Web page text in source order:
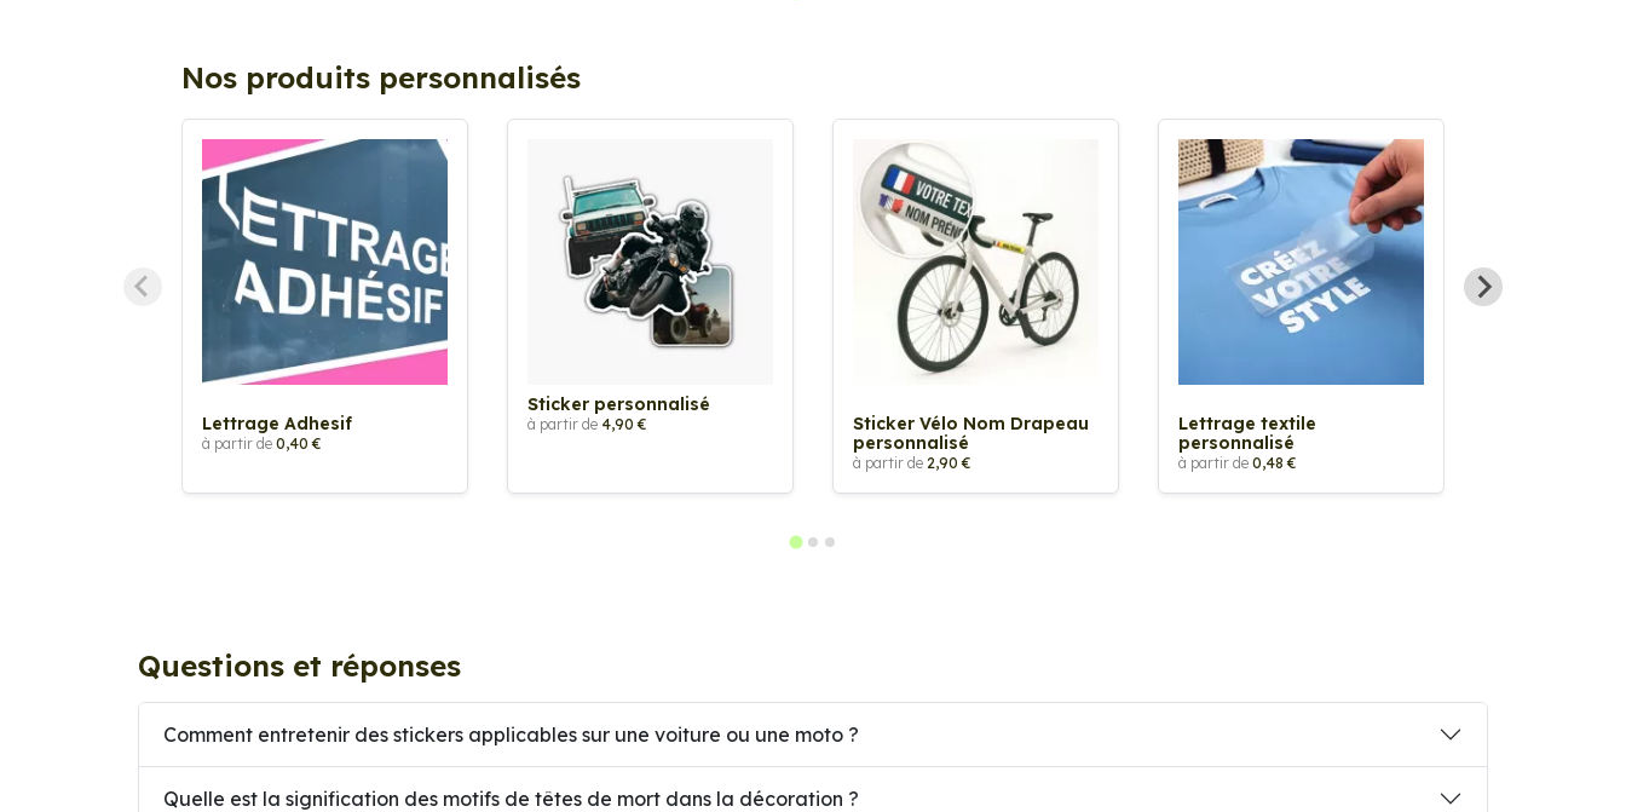
Nos produits personnalisés
Lettrage Adhesif
à partir de 0,40 €
Sticker personnalisé
à partir de 4,90 €
Sticker Vélo Nom Drapeau
personnalisé
à partir de 2,90 €
Lettrage textile
personnalisé
à partir de 0,48 €
Questions et réponses
Comment entretenir des stickers applicables sur une voiture ou une moto ?
Quelle est la signification des motifs de têtes de mort dans la décoration ?